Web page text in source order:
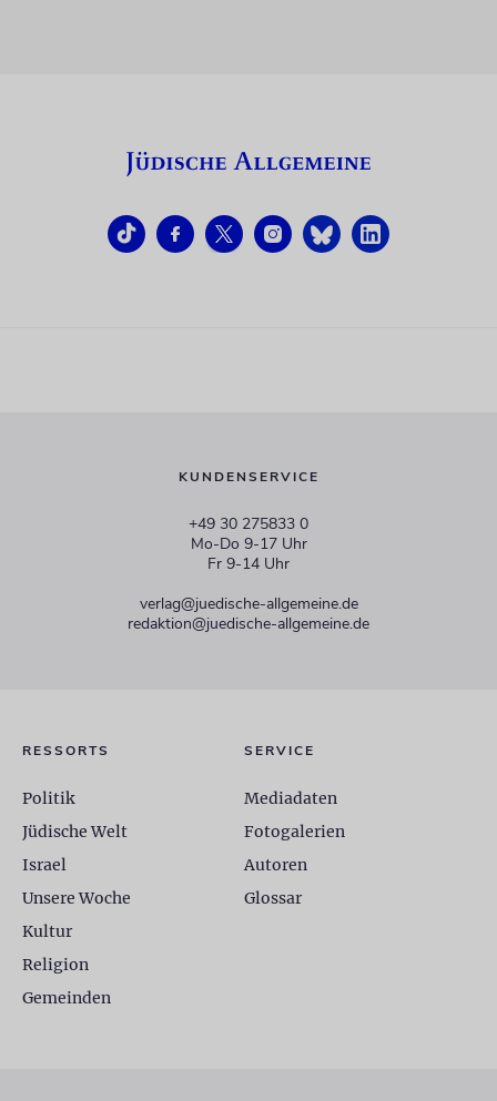
KUNDENSERVICE
+49 30 275833 0
Mo-Do 9-17 Uhr
Fr 9-14 Uhr
verlag@juedische-allgemeine.de
redaktion@juedische-allgemeine.de
RESSORTS
Politik
Jüdische Welt
Israel
Unsere Woche
Kultur
Religion
Gemeinden
SERVICE
Mediadaten
Fotogalerien
Autoren
Glossar